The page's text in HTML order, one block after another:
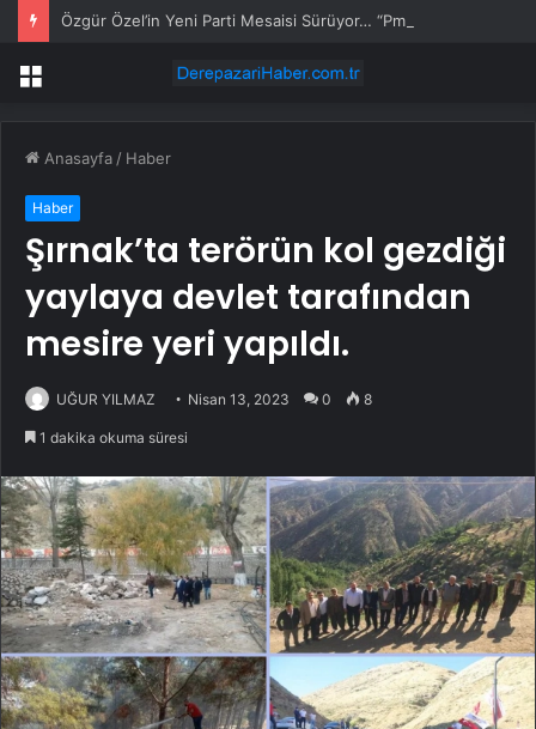
Menü
Anasayfa / Haber
Haber
Şırnak’ta terörün kol gezdiği
yaylaya devlet tarafından
mesire yeri yapıldı.
UĞUR YILMAZ Nisan 13, 2023 0 8
1 dakika okuma süresi